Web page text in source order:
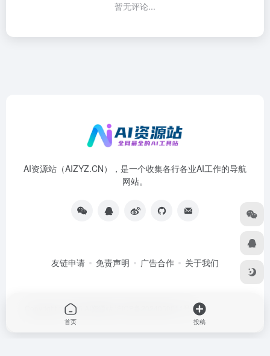
暂无评论...
AI资源站（AIZYZ.CN），是一个收集各行各业AI工作的导航
网站。
友链申请 免责声明 广告合作 关于我们
Copyright © 2026 沪ICP备2024050011号-4
首页 投稿